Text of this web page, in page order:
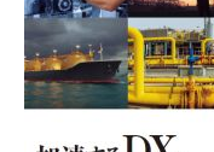
へ！ ―
加速す
インプレ
Vol.1